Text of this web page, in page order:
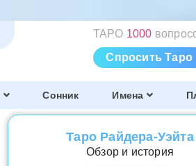
ТАРО 1000
Спросить Таро
Сонник Имена
Таро Райдера-Уэйта
Обзор и история